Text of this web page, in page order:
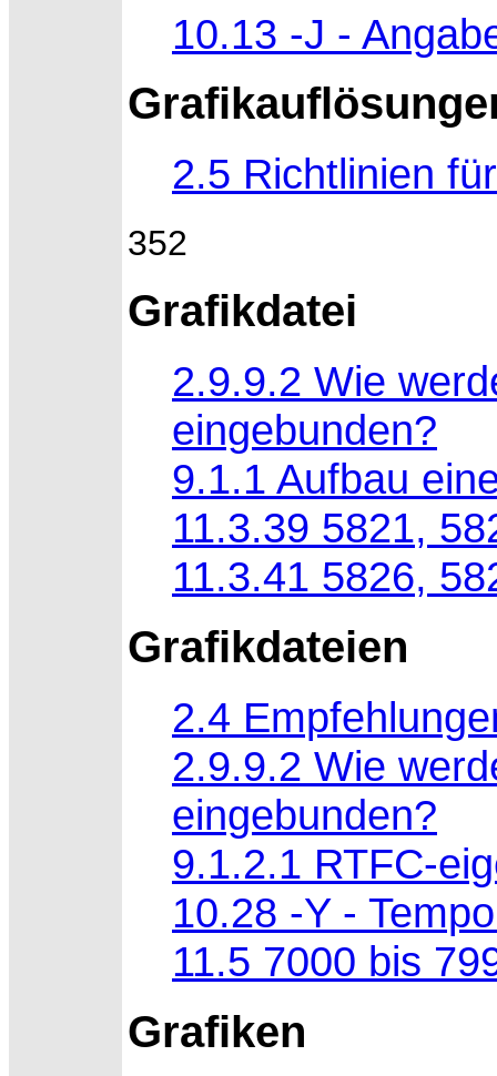
10.13 -J -
2.5 Richtlinien
352
Grafikdatei
2.9.9.2 Wie
eingebunden?
9.1.1 Aufbau
11.3.39 5821,
11.3.41 5826,
Grafikdateien
2.4
2.9.9.2 Wie
eingebunden?
9.1.2.1 RTFC-
10.28 -Y -
11.5 7000 bis
Grafiken